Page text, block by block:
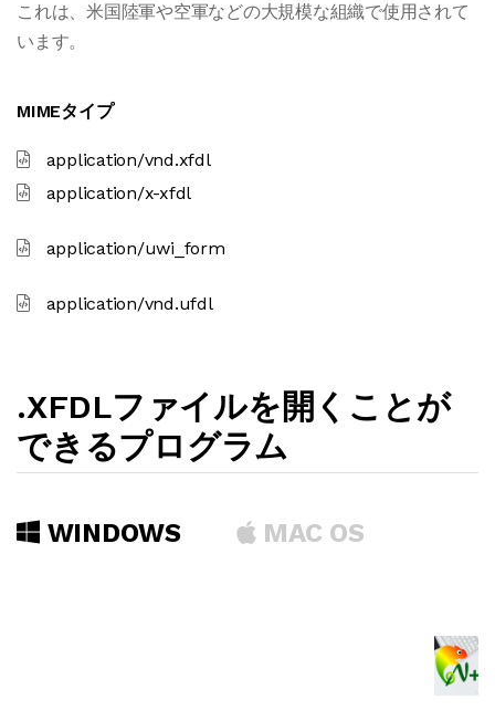
これは、米国陸軍や空軍などの大規模な組織で使用されて
います。
MIMEタイプ
application/vnd.xfdl
application/x-xfdl
application/uwi_form
application/vnd.ufdl
.XFDLファイルを開くことが
できるプログラム
WINDOWS MAC OS